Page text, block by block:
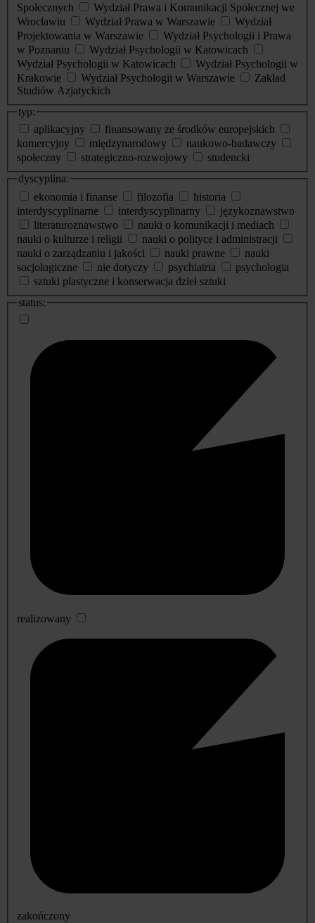
Społecznych
Wydział Prawa i Komunikacji Społecznej we
Wrocławiu
Wydział Prawa w Warszawie
Wydział
Projektowania w Warszawie
Wydział Psychologii i Prawa
w Poznaniu
Wydział Psychologii w Katowicach
Wydział Psychologii w Katowicach
Wydział Psychologii w
Krakowie
Wydział Psychologii w Warszawie
Zakład
Studiów Azjatyckich
typ:
aplikacyjny
finansowany ze środków europejskich
komercyjny
międzynarodowy
naukowo-badawczy
społeczny
strategiczno-rozwojowy
studencki
dyscyplina:
ekonomia i finanse
filozofia
historia
interdyscyplinarne
interdyscyplinarny
językoznawstwo
literaturoznawstwo
nauki o komunikacji i mediach
nauki o kulturze i religii
nauki o polityce i administracji
nauki o zarządzaniu i jakości
nauki prawne
nauki
socjologiczne
nie dotyczy psychiatria
psychologia
sztuki plastyczne i konserwacja dzieł sztuki
status:
realizowany
zakończony